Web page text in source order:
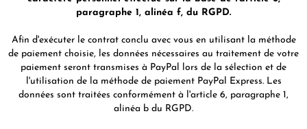
paragraphe 1, alinéa f, du RGPD.
Afin d'exécuter le contrat conclu avec vous en utilisant la méthode
de paiement choisie, les données nécessaires au traitement de votre
paiement seront transmises à PayPal lors de la sélection et de
l'utilisation de la méthode de paiement PayPal Express. Les
données sont traitées conformément à l'article 6, paragraphe 1,
alinéa b du RGPD.